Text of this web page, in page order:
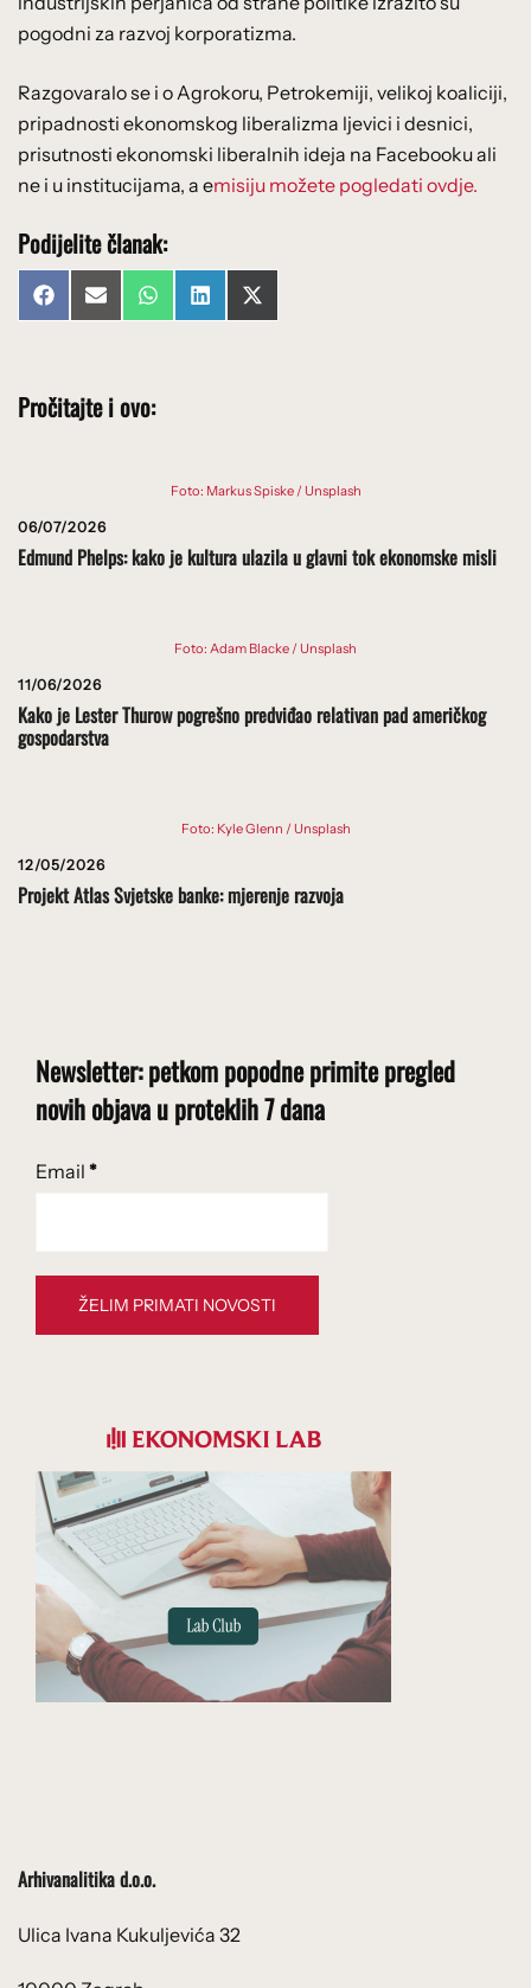
pogodni za razvoj korporatizma.
Razgovaralo se i o Agrokoru, Petrokemiji, velikoj koaliciji,
pripadnosti ekonomskog liberalizma ljevici i desnici,
prisutnosti ekonomski liberalnih ideja na Facebooku ali
ne i u institucijama, a emisiju možete pogledati ovdje.
Podijelite članak:
Share
on
FacebookShare
on
Email Share
on
WhatsAppShare
on
LinkedInShare
on
X
(Twitter)
Pročitajte i ovo:
Foto: Markus Spiske / Unsplash
06/07/2026
Edmund Phelps: kako je kultura ulazila u glavni tok ekonomske misli
Foto: Adam Blacke / Unsplash
11/06/2026
Kako je Lester Thurow pogrešno predviđao relativan pad američkog
gospodarstva
Foto: Kyle Glenn / Unsplash
12/05/2026
Projekt Atlas Svjetske banke: mjerenje razvoja
Newsletter: petkom popodne primite pregled
novih objava u proteklih 7 dana
Email *
Arhivanalitika d.o.o.
Ulica Ivana Kukuljevića 32